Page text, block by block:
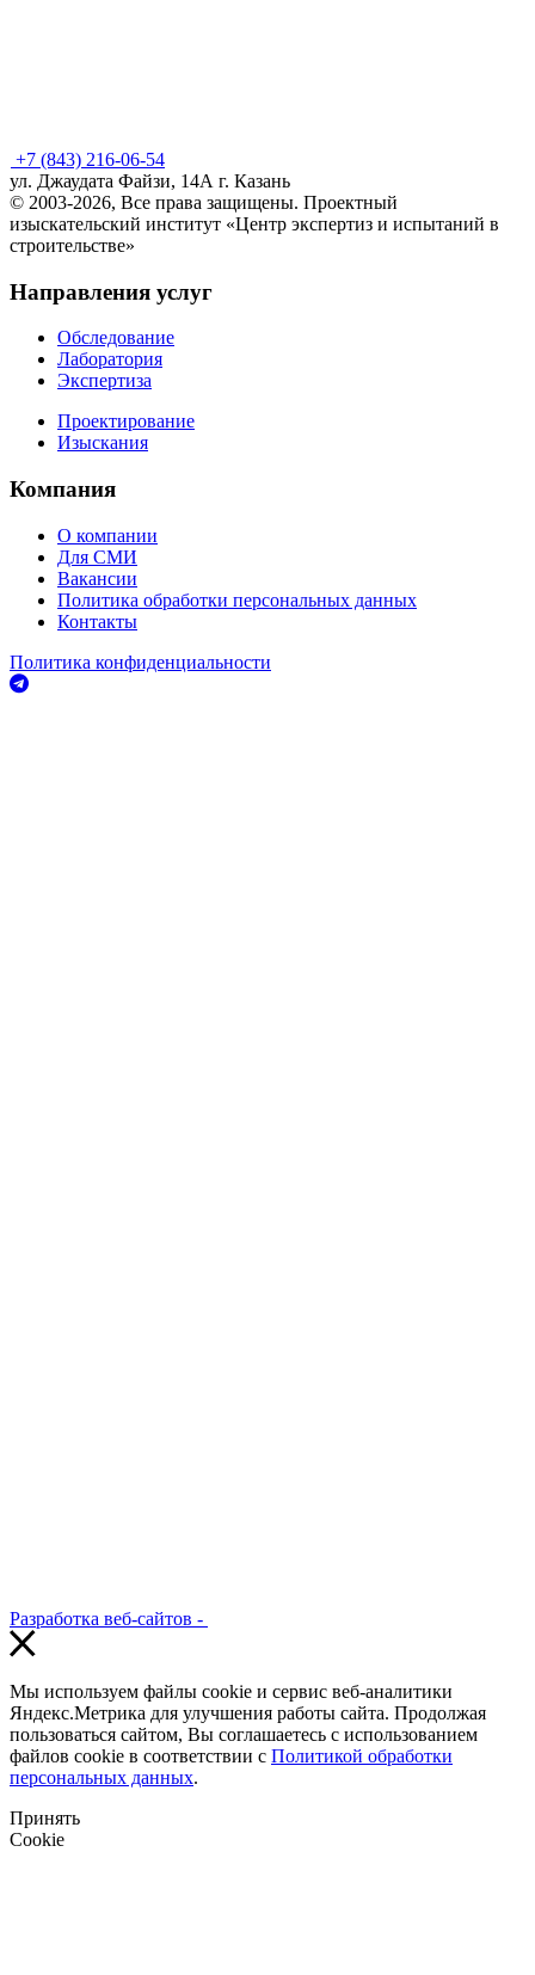
+7 (843) 216-06-54
ул. Джаудата Файзи, 14А г. Казань
© 2003-2026, Все права защищены. Проектный
изыскательский институт «Центр экспертиз и испытаний в
строительстве»
Направления услуг
Обследование
Лаборатория
Экспертиза
Проектирование
Изыскания
Компания
О компании
Для СМИ
Вакансии
Политика обработки персональных данных
Контакты
Политика конфиденциальности
Разработка веб-сайтов -
Мы используем файлы cookie и сервис веб-аналитики
Яндекс.Метрика для улучшения работы сайта. Продолжая
пользоваться сайтом, Вы соглашаетесь с использованием
файлов cookie в соответствии с Политикой обработки
персональных данных.
Принять
Cookie